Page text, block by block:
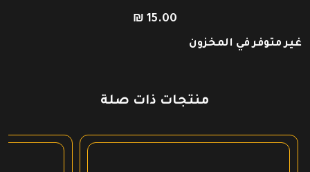
₪ 15.00
غير متوفر في المخزون
منتجات ذات صلة